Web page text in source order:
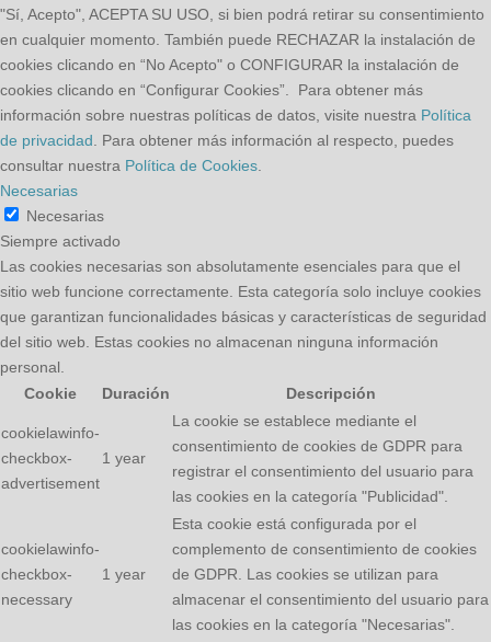
"Sí, Acepto", ACEPTA SU USO, si bien podrá retirar su consentimiento
en cualquier momento. También puede RECHAZAR la instalación de
cookies clicando en “No Acepto" o CONFIGURAR la instalación de
cookies clicando en “Configurar Cookies”. Para obtener más
información sobre nuestras políticas de datos, visite nuestra Política
de privacidad . Para obtener más información al respecto, puedes
consultar nuestra Política de Cookies
Necesarias
Necesarias
Siempre activado
Las cookies necesarias son absolutamente esenciales para que el
sitio web funcione correctamente. Esta categoría solo incluye cookies
que garantizan funcionalidades básicas y características de seguridad
del sitio web. Estas cookies no almacenan ninguna información
personal.
Cookie
Duración Descripción
cookielawinfo-
checkbox-
advertisement
1 year
La cookie se establece mediante el
consentimiento de cookies de GDPR para
registrar el consentimiento del usuario para
las cookies en la categoría "Publicidad".
cookielawinfo-
checkbox-
necessary
1 year
Esta cookie está configurada por el
complemento de consentimiento de cookies
de GDPR. Las cookies se utilizan para
almacenar el consentimiento del usuario para
las cookies en la categoría "Necesarias".